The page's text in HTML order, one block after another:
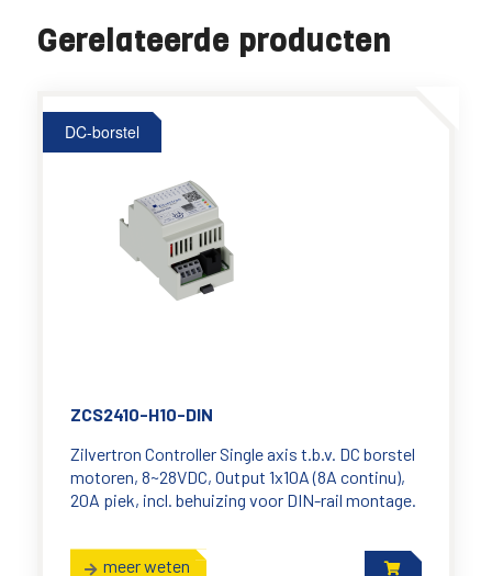
Gerelateerde producten
DC-borstel
ZCS2410-H10-DIN
Zilvertron Controller Single axis t.b.v. DC borstel
motoren, 8~28VDC, Output 1x10A (8A continu),
20A piek, incl. behuizing voor DIN-rail montage.
meer weten